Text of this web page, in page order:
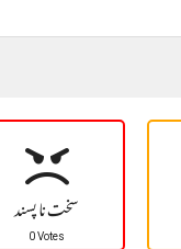
سخت نا پسند
0 Votes